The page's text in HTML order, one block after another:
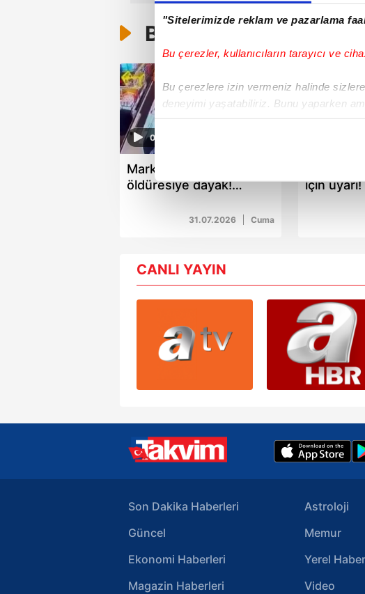
"Sitelerimizde reklam ve pazarlama
Bu çerezler, kullanıcıların tarayıcı ve
Bu çerezlere izin vermeniz halinde
deneyimi yaşatabiliriz. Bunu yaparken
çerezler vasıtasıyla çeşitli kişisel
Çerezlere ilişkin tercihlerinizi aşağıda
butonuna tıklayabilir,
Çerez
6698 sayılı Kişisel Verilerin Korunması
mevzuata uygun olarak kullanılan
Bunlar da Var
00:57
Markette küçük çocuğa
öldüresiye dayak!
31.07.2026 Cuma
için
CANLI YAYIN
Son Dakika Haberleri
Güncel
Ekonomi Haberleri
Magazin Haberleri
Astroloji
Memur
Yerel
Video